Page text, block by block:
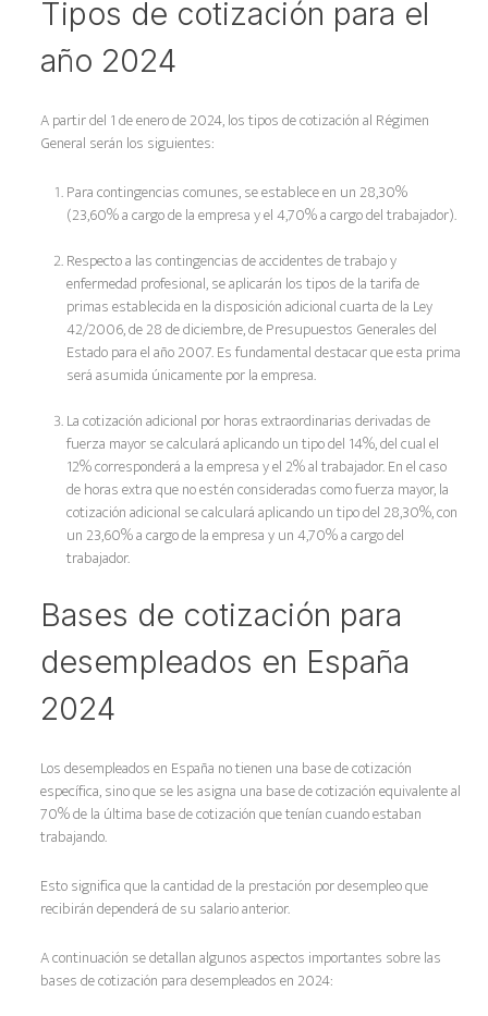
Tipos de cotización para el
año 2024
A partir del 1 de enero de 2024, los tipos de cotización al Régimen
General serán los siguientes:
Para contingencias comunes, se establece en un 28,30%
(23,60% a cargo de la empresa y el 4,70% a cargo del trabajador).
Respecto a las contingencias de accidentes de trabajo y
enfermedad profesional, se aplicarán los tipos de la tarifa de
primas establecida en la disposición adicional cuarta de la Ley
42/2006, de 28 de diciembre, de Presupuestos Generales del
Estado para el año 2007. Es fundamental destacar que esta prima
será asumida únicamente por la empresa.
La cotización adicional por horas extraordinarias derivadas de
fuerza mayor se calculará aplicando un tipo del 14%, del cual el
12% corresponderá a la empresa y el 2% al trabajador. En el caso
de horas extra que no estén consideradas como fuerza mayor, la
cotización adicional se calculará aplicando un tipo del 28,30%, con
un 23,60% a cargo de la empresa y un 4,70% a cargo del
trabajador.
Bases de cotización para
desempleados en España
2024
Los desempleados en España no tienen una base de cotización
específica, sino que se les asigna una base de cotización equivalente al
70% de la última base de cotización que tenían cuando estaban
trabajando.
Esto significa que la cantidad de la prestación por desempleo que
recibirán dependerá de su salario anterior.
A continuación se detallan algunos aspectos importantes sobre las
bases de cotización para desempleados en 2024: